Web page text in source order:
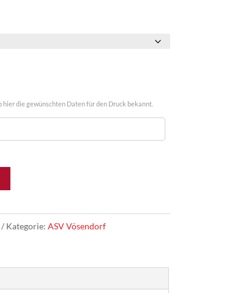
hier die gewünschten Daten für den Druck bekannt.
Kategorie: ASV Vösendorf